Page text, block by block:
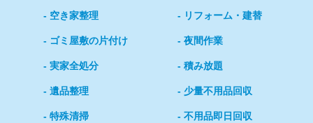
空き家整理
ゴミ屋敷の片付け
実家全処分
遺品整理
特殊清掃
リフォーム・建替
夜間作業
積み放題
少量不用品回収
不用品即日回収